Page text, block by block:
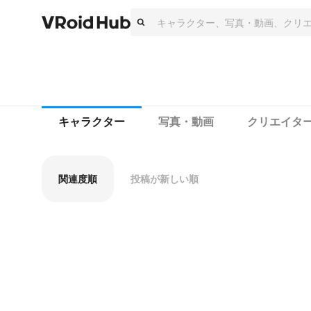
キャラクター 写真・動画 クリエイタ
関連度順 投稿が新しい順